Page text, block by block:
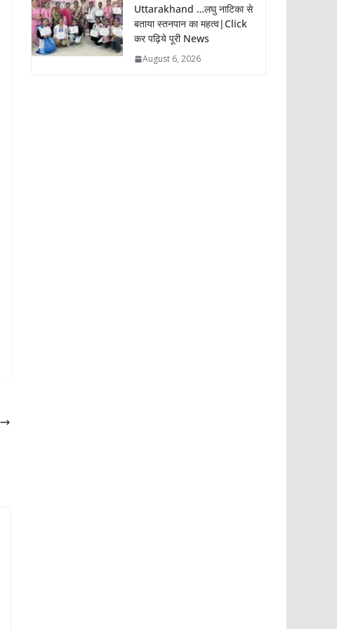
Uttarakhand …लघु नाटिका से
बताया स्तनपान का महत्व|Click
कर पढ़िये पूरी News
August 6, 2026